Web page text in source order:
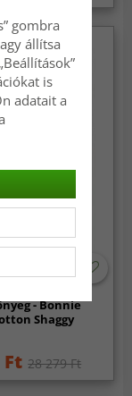
- Bonnie
Shaggy
Ft 28 279 Ft
gombra
állítsa
is
adatait a